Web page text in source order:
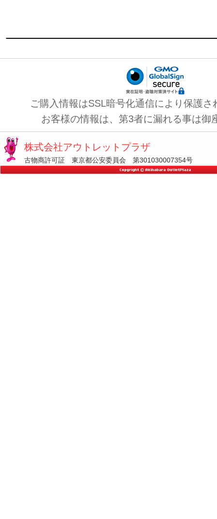
ご購入情報はSSL暗号化通信により保護さ
お客様の情報は、第3者に漏れる事は御
株式会社アウトレットプラザ
古物商許可証 東京都公安委員会 第301030007354号